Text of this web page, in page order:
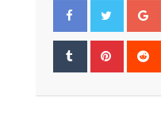
Tumblr Pinterest